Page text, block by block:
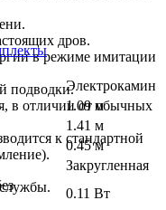
дров.
в режиме имитации
подводки.
в отличии от обычных
к стандартной
Электрокамин
1.09 м
1.41 м
0.45 м
Закругленная
0.11 Вт